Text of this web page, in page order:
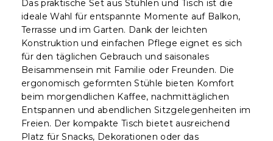
Das praktische Set aus Stühlen und Tisch ist die
ideale Wahl für entspannte Momente auf Balkon,
Terrasse und im Garten. Dank der leichten
Konstruktion und einfachen Pflege eignet es sich
für den täglichen Gebrauch und saisonales
Beisammensein mit Familie oder Freunden. Die
ergonomisch geformten Stühle bieten Komfort
beim morgendlichen Kaffee, nachmittäglichen
Entspannen und abendlichen Sitzgelegenheiten im
Freien. Der kompakte Tisch bietet ausreichend
Platz für Snacks, Dekorationen oder das